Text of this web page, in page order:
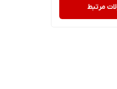
مرتبط